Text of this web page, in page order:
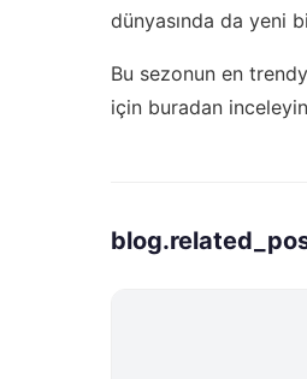
dünyasında da yeni
Bu sezonun en
için buradan